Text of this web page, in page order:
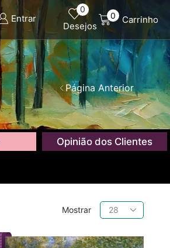
Entrar
0
Desejos
0 Carrinho
Página Anterior
Opinião dos Clientes
Mostrar
Produtos
por